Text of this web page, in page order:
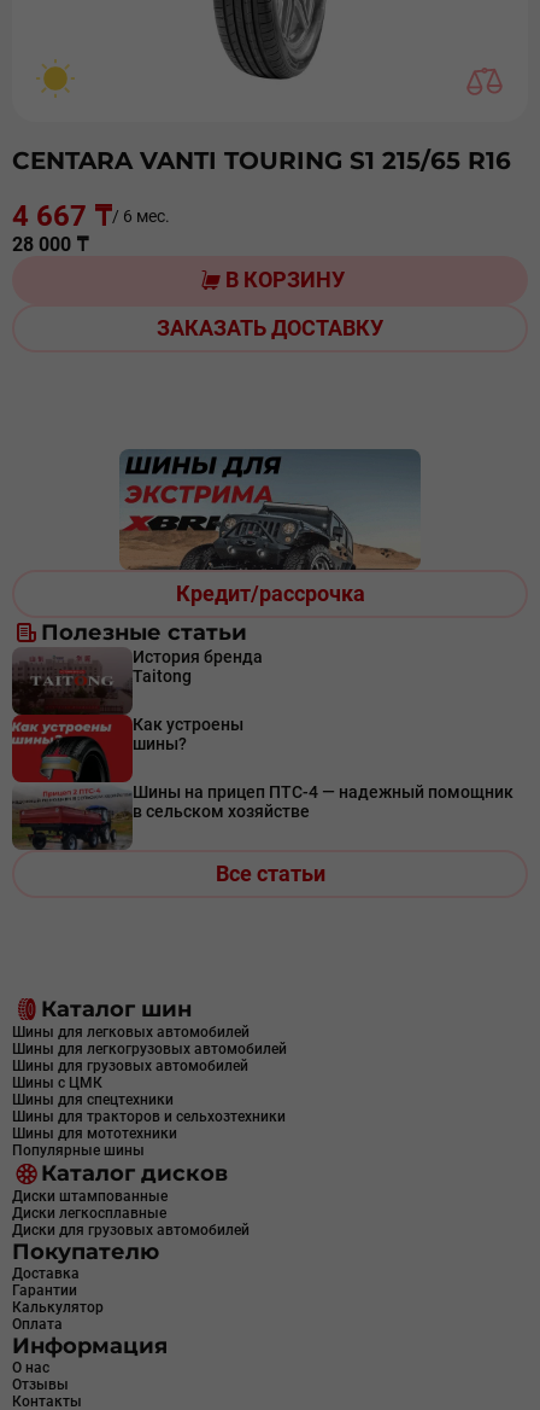
Кредит/рассрочка
Полезные статьи
История бренда
Taitong
Как устроены
шины?
Шины на прицеп ПТС-4 — надежный помощник
в сельском хозяйстве
Все статьи
CENTARA VANTI TOURING S1 215/65 R16
4 667 ₸/ 6 мес.
28 000 ₸
В КОРЗИНУ
ЗАКАЗАТЬ ДОСТАВКУ
Каталог шин
Шины для легковых автомобилей
Шины для легкогрузовых автомобилей
Шины для грузовых автомобилей
Шины с ЦМК
Шины для спецтехники
Шины для тракторов и сельхозтехники
Шины для мототехники
Популярные шины
Каталог дисков
Диски штампованные
Диски легкосплавные
Диски для грузовых автомобилей
Покупателю
Доставка
Гарантии
Калькулятор
Оплата
Информация
О нас
Отзывы
Контакты